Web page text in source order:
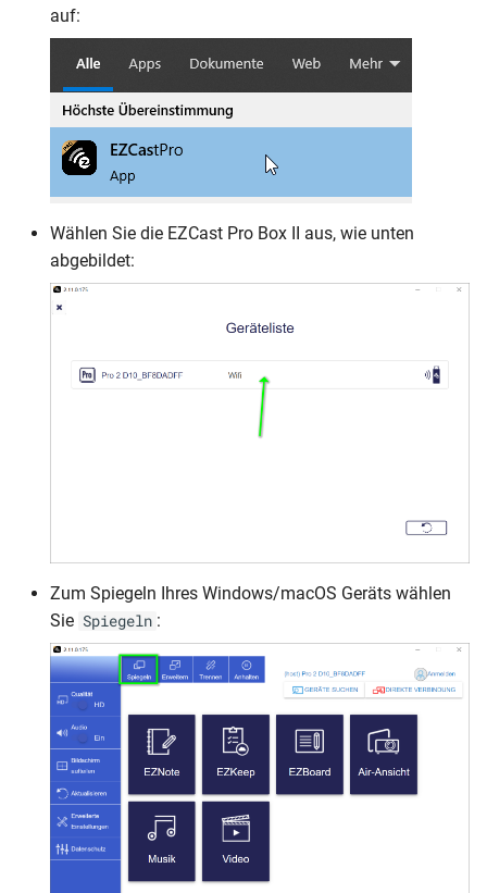
auf:
Wählen Sie die EZCast Pro Box II aus, wie unten
abgebildet:
Zum Spiegeln Ihres Windows/macOS Geräts wählen
Sie Spiegeln :